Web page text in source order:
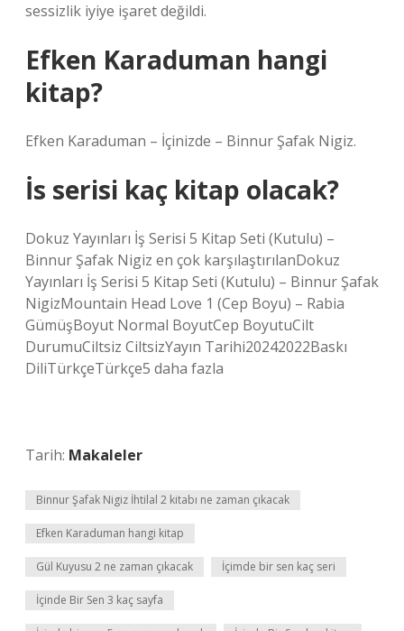
sessizlik iyiye işaret değildi.
Efken Karaduman hangi
kitap?
Efken Karaduman – İçinizde – Binnur Şafak Nigiz.
İs serisi kaç kitap olacak?
Dokuz Yayınları İş Serisi 5 Kitap Seti (Kutulu) –
Binnur Şafak Nigiz en çok karşılaştırılanDokuz
Yayınları İş Serisi 5 Kitap Seti (Kutulu) – Binnur Şafak
NigizMountain Head Love 1 (Cep Boyu) – Rabia
GümüşBoyut Normal BoyutCep BoyutuCilt
DurumuCiltsiz CiltsizYayın Tarihi20242022Baskı
DiliTürkçeTürkçe5 daha fazla
Tarih: Makaleler
Binnur Şafak Nigiz İhtilal 2 kitabı ne zaman çıkacak
Efken Karaduman hangi kitap
Gül Kuyusu 2 ne zaman çıkacak İçimde bir sen kaç seri
İçinde Bir Sen 3 kaç sayfa